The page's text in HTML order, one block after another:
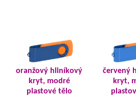
oranžový hliníkový
kryt, modré
plastové tělo
červený
kryt,